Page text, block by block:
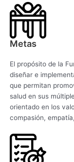
Metas
El propósito de la
diseñar e
que permitan
salud en sus
orientado en los
compasión,